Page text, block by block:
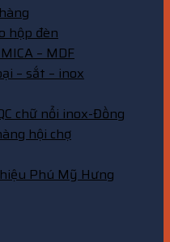
hộp đèn
– MDF
– sắt – inox
chữ nổi inox-Đồng
hội chợ
Phú Mỹ Hưng